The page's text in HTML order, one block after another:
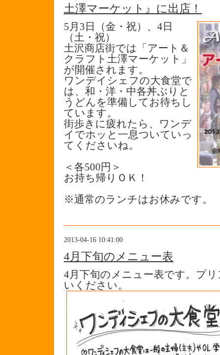
土澤マーケット』に出店！
5月3日（金・祝）、4日
（土・祝）
土沢商店街では「 アート＆
クラフト土澤マーケット」
が開催されます。
ワンデイシェフの大食堂で
は、和・洋・中各丼ぶりと
うどんを準備してお待ちし
ています。
街歩きに疲れたら、ワンデ
イでホッと一息ついていっ
てくださいね。
＜各500円＞
お持ち帰りＯＫ！
※通常のランチはお休みです。
2013-04-16 10:41:00
4月下旬のメニュー表
4月下旬のメニュー表です。プ
いください。